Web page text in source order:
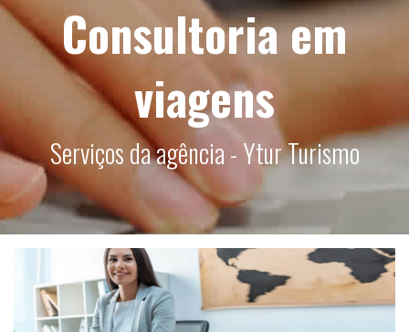
Consultoria em
viagens
Serviços da agência - Ytur Turismo